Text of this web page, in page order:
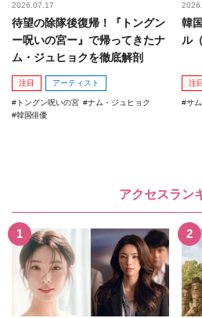
2026.07.17
待望の除隊後復帰！『トングン
ー呪いの宮ー』で帰ってきたナ
ム・ジュヒョクを徹底解剖
注目 アーティスト
トングン呪いの宮
ナム・ジュヒョク
韓国俳優
韓
ル
注目
サ
アクセスラン